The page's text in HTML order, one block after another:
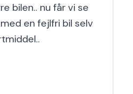
bilen.. nu får vi se
en fejlfri bil selv